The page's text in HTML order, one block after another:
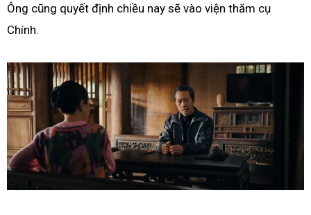
Ông cũng quyết định chiều nay sẽ vào viện thăm cụ
Chính.